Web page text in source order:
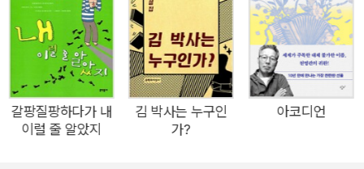
갈팡질팡하다가 내
이럴 줄 알았지
김 박사는 누구인
가?
아코디언